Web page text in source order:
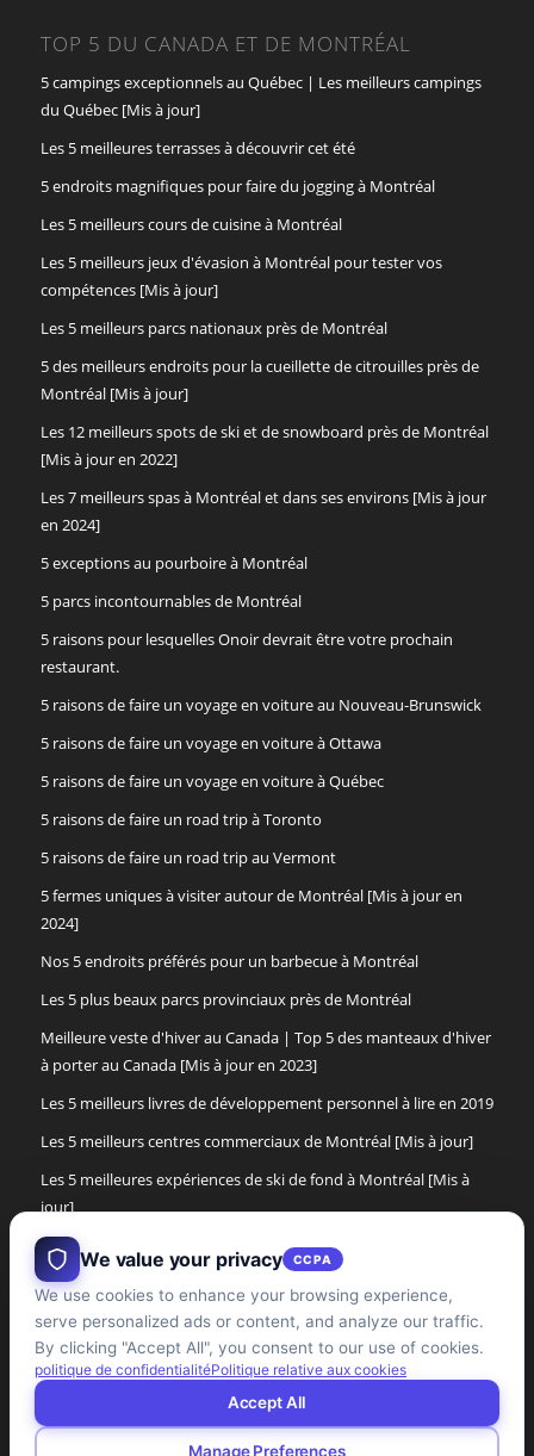
TOP 5 DU CANADA ET DE MONTRÉAL
5 campings exceptionnels au Québec | Les meilleurs campings
du Québec [Mis à jour]
Les 5 meilleures terrasses à découvrir cet été
5 endroits magnifiques pour faire du jogging à Montréal
Les 5 meilleurs cours de cuisine à Montréal
Les 5 meilleurs jeux d'évasion à Montréal pour tester vos
compétences [Mis à jour]
Les 5 meilleurs parcs nationaux près de Montréal
5 des meilleurs endroits pour la cueillette de citrouilles près de
Montréal [Mis à jour]
Les 12 meilleurs spots de ski et de snowboard près de Montréal
[Mis à jour en 2022]
Les 7 meilleurs spas à Montréal et dans ses environs [Mis à jour
en 2024]
5 exceptions au pourboire à Montréal
5 parcs incontournables de Montréal
5 raisons pour lesquelles Onoir devrait être votre prochain
restaurant.
5 raisons de faire un voyage en voiture au Nouveau-Brunswick
5 raisons de faire un voyage en voiture à Ottawa
5 raisons de faire un voyage en voiture à Québec
5 raisons de faire un road trip à Toronto
5 raisons de faire un road trip au Vermont
5 fermes uniques à visiter autour de Montréal [Mis à jour en
2024]
Nos 5 endroits préférés pour un barbecue à Montréal
Les 5 plus beaux parcs provinciaux près de Montréal
Meilleure veste d'hiver au Canada | Top 5 des manteaux d'hiver
à porter au Canada [Mis à jour en 2023]
Les 5 meilleurs livres de développement personnel à lire en 2019
Les 5 meilleurs centres commerciaux de Montréal [Mis à jour]
Les 5 meilleures expériences de ski de fond à Montréal [Mis à
jour]
Les 5 meilleures bottes d'hiver pour femmes de 2017
Les 5 meilleures bottes d'hiver pour hommes au Canada [Mise à
Les 5 meilleures expériences de cabane à sucre dans la région
de Montréal [mise à jour]
We value your privacy CCPA
We use cookies to enhance your browsing experience,
serve personalized ads or content, and analyze our traffic.
By clicking "Accept All", you consent to our use of cookies.
politique de confidentialitéPolitique relative aux cookies
Accept All
Manage Preferences